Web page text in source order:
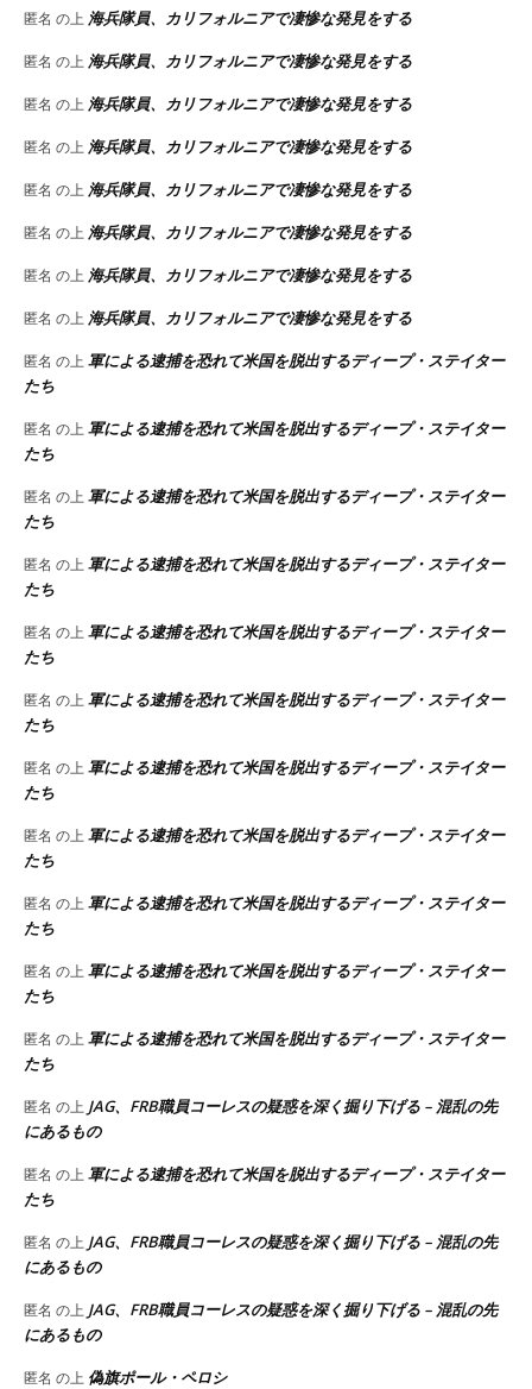
匿名 の上 海兵隊員、カリフォルニアで凄惨な発見をする
匿名 の上 海兵隊員、カリフォルニアで凄惨な発見をする
匿名 の上 海兵隊員、カリフォルニアで凄惨な発見をする
匿名 の上 海兵隊員、カリフォルニアで凄惨な発見をする
匿名 の上 海兵隊員、カリフォルニアで凄惨な発見をする
匿名 の上 海兵隊員、カリフォルニアで凄惨な発見をする
匿名 の上 海兵隊員、カリフォルニアで凄惨な発見をする
匿名 の上 海兵隊員、カリフォルニアで凄惨な発見をする
匿名 の上 軍による逮捕を恐れて米国を脱出するディープ・ステイター
たち
匿名 の上 軍による逮捕を恐れて米国を脱出するディープ・ステイター
たち
匿名 の上 軍による逮捕を恐れて米国を脱出するディープ・ステイター
たち
匿名 の上 軍による逮捕を恐れて米国を脱出するディープ・ステイター
たち
匿名 の上 軍による逮捕を恐れて米国を脱出するディープ・ステイター
たち
匿名 の上 軍による逮捕を恐れて米国を脱出するディープ・ステイター
たち
匿名 の上 軍による逮捕を恐れて米国を脱出するディープ・ステイター
たち
匿名 の上 軍による逮捕を恐れて米国を脱出するディープ・ステイター
たち
匿名 の上 軍による逮捕を恐れて米国を脱出するディープ・ステイター
たち
匿名 の上 軍による逮捕を恐れて米国を脱出するディープ・ステイター
たち
匿名 の上 軍による逮捕を恐れて米国を脱出するディープ・ステイター
たち
匿名 の上 JAG、FRB職員コーレスの疑惑を深く掘り下げる – 混乱の先
にあるもの
匿名 の上 軍による逮捕を恐れて米国を脱出するディープ・ステイター
たち
匿名 の上 JAG、FRB職員コーレスの疑惑を深く掘り下げる – 混乱の先
にあるもの
匿名 の上 JAG、FRB職員コーレスの疑惑を深く掘り下げる – 混乱の先
にあるもの
匿名 の上 偽旗ポール・ペロシ